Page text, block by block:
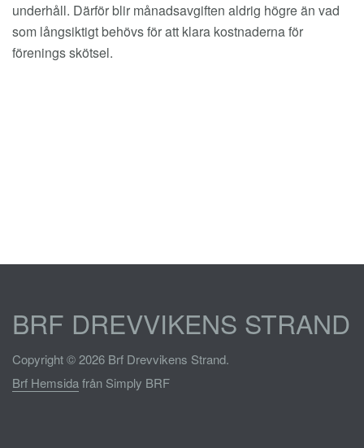
underhåll. Därför blir månadsavgiften aldrig högre än vad
som långsiktigt behövs för att klara kostnaderna för
förenings skötsel.
BRF DREVVIKENS STRAND
Copyright © 2026 Brf Drevvikens Strand.
Brf Hemsidafrån Simply BRF